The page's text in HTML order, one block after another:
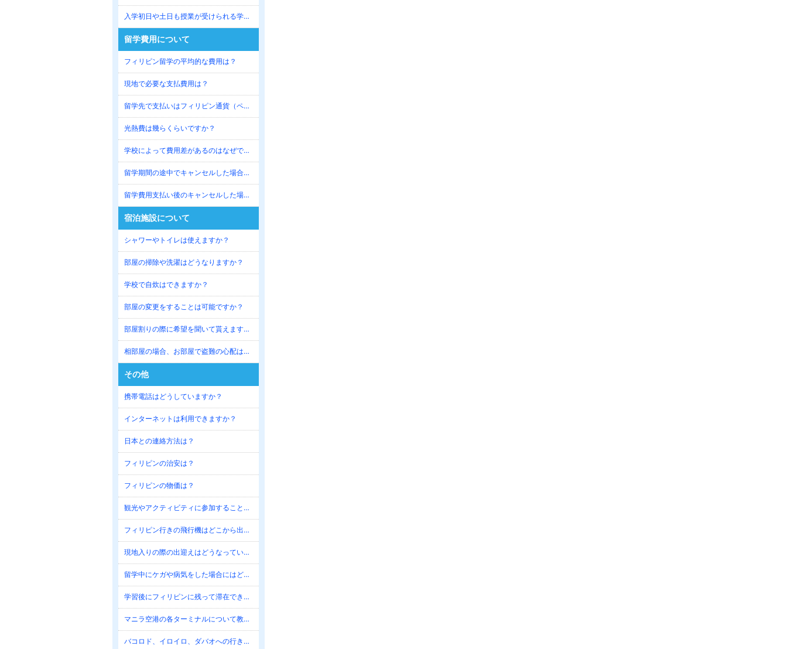
入学初日や土日も授業が受けられる学校はありますか？
留学費用について
フィリピン留学の平均的な費用は？
現地で必要な支払費用は？
留学先で支払いはフィリピン通貨（ペソ）になりますか？
光熱費は幾らくらいですか？
学校によって費用差があるのはなぜですか？
留学期間の途中でキャンセルした場合はどうなりますか？
留学費用支払い後のキャンセルした場合はどうなりますか？
宿泊施設について
シャワーやトイレは使えますか？
部屋の掃除や洗濯はどうなりますか？
学校で自炊はできますか？
部屋の変更をすることは可能ですか？
部屋割りの際に希望を聞いて貰えますか？
相部屋の場合、お部屋で盗難の心配はないですか？
その他
携帯電話はどうしていますか？
インターネットは利用できますか？
日本との連絡方法は？
フィリピンの治安は？
フィリピンの物価は？
観光やアクティビティに参加することは可能ですか？
フィリピン行きの飛行機はどこから出ていますか？
現地入りの際の出迎えはどうなっていますか？
留学中にケガや病気をした場合にはどうしたら良いですか？
学習後にフィリピンに残って滞在できますか？
マニラ空港の各ターミナルについて教えてください。
バコロド、イロイロ、ダバオへの行き方を教えてください。